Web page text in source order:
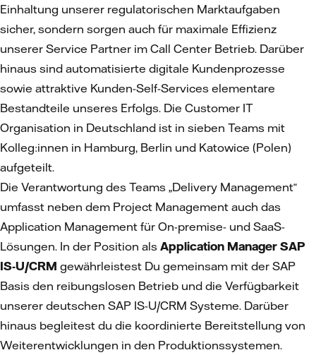
Einhaltung unserer regulatorischen Marktaufgaben
sicher, sondern sorgen auch für maximale Effizienz
unserer Service Partner im Call Center Betrieb. Darüber
hinaus sind automatisierte digitale Kundenprozesse
sowie attraktive Kunden-Self-Services elementare
Bestandteile unseres Erfolgs. Die Customer IT
Organisation in Deutschland ist in sieben Teams mit
Kolleg:innen in Hamburg, Berlin und Katowice (Polen)
aufgeteilt.
Die Verantwortung des Teams „Delivery Management“
umfasst neben dem Project Management auch das
Application Management für On-premise- und SaaS-
Lösungen. In der Position als Application Manager SAP
IS-U/CRM gewährleistest Du gemeinsam mit der SAP
Basis den reibungslosen Betrieb und die Verfügbarkeit
unserer deutschen SAP IS-U/CRM Systeme. Darüber
hinaus begleitest du die koordinierte Bereitstellung von
Weiterentwicklungen in den Produktionssystemen.